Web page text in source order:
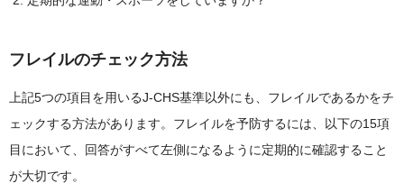
フレイルのチェック方法
上記5つの項目を用いるJ-CHS基準以外にも、フレイルであるかをチ
ェックする方法があります。フレイルを予防するには、以下の15項
目において、回答がすべて左側になるように定期的に確認すること
が大切です。